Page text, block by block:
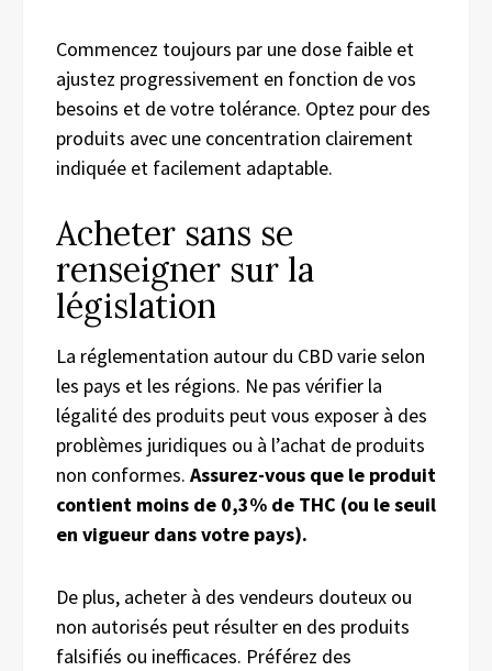
Commencez toujours par une dose faible et
ajustez progressivement en fonction de vos
besoins et de votre tolérance. Optez pour des
produits avec une concentration clairement
indiquée et facilement adaptable.
Acheter sans se
renseigner sur la
législation
La réglementation autour du CBD varie selon
les pays et les régions. Ne pas vérifier la
légalité des produits peut vous exposer à des
problèmes juridiques ou à l’achat de produits
non conformes. Assurez-vous que le produit
contient moins de 0,3% de THC (ou le seuil
en vigueur dans votre pays).
De plus, acheter à des vendeurs douteux ou
non autorisés peut résulter en des produits
falsifiés ou inefficaces. Préférez des